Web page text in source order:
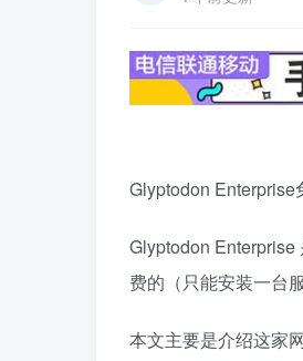
Glyptodon
Glyptodon Enterprise
费的（只能安装一台
本文主要是介绍这家